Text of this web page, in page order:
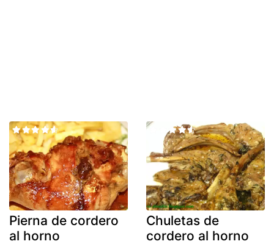
Pierna de cordero
al horno
Chuletas de
cordero al horno